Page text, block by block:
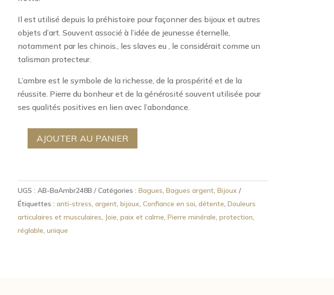
Il est utilisé depuis la préhistoire pour façonner des bijoux et autres
objets d’art. Souvent associé à l’idée de jeunesse éternelle,
notamment par les chinois., les slaves eu , le considérait comme un
talisman protecteur.
L’ambre est le symbole de la richesse, de la prospérité et de la
réussite. Pierre du bonheur et de la générosité souvent utilisée pour
ses qualités positives en lien avec l’abondance.
quantité
argent
et
ambre
248
AJOUTER AU PANIER
UGS : AB-BaAmbr248B Catégories : Bagues, Bagues argent, Bijoux
Étiquettes : anti-stress, argent, bijoux, Confiance en soi, détente, Douleurs
articulaires et musculaires, Joie, paix et calme, Pierre minérale, protection,
réglable, unique